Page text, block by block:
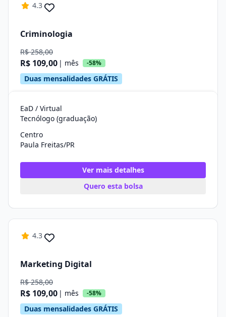
4.3
Criminologia
R$ 258,00
R$ 109,00 | mês -58%
Duas mensalidades GRÁTIS
EaD / Virtual
Tecnólogo (graduação)
Centro
Paula Freitas/PR
Ver mais detalhes
Quero esta bolsa
4.3
Marketing Digital
R$ 258,00
R$ 109,00 | mês -58%
Duas mensalidades GRÁTIS